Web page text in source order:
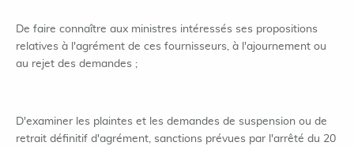
De faire connaître aux ministres intéressés ses propositions
relatives à l'agrément de ces fournisseurs, à l'ajournement ou
au rejet des demandes ;
D'examiner les plaintes et les demandes de suspension ou de
retrait définitif d'agrément, sanctions prévues par l'arrêté du 20